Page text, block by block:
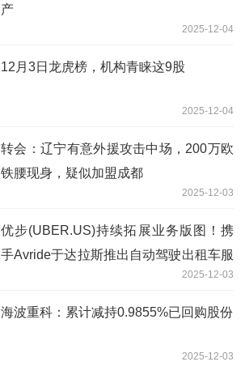
产
2025-12-04
12月3日龙虎榜，机构青睐这9股
2025-12-04
转会：辽宁有意外援攻击中场，200万欧
铁腰现身，疑似加盟成都
2025-12-03
优步(UBER.US)持续拓展业务版图！携
手Avride于达拉斯推出自动驾驶出租车服
2025-12-03
海波重科：累计减持0.9855%已回购股份
2025-12-03